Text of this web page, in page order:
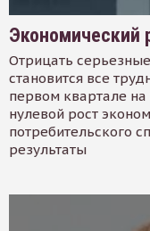
Экономический
Отрицать
становится все
первом квартале на
нулевой рост
потребительского
результаты